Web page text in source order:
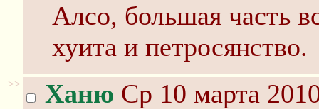
Алсо, большая часть
хуита и петросянство.
>> Ханю Ср 10 марта